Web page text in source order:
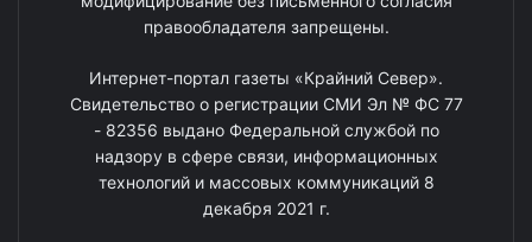
правообладателя запрещены.
Интернет-портал газеты «Крайний Север».
Свидетельство о регистрации СМИ Эл № ФС 77
- 82356 выдано Федеральной службой по
надзору в сфере связи, информационных
технологий и массовых коммуникаций 8
декабря 2021 г.